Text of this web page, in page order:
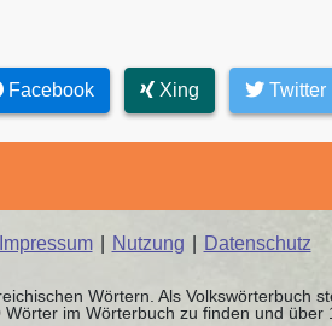
Facebook Xing Twitter
Impressum Nutzung Datenschutz
Wörtern. Als Volkswörterbuch
im Wörterbuch zu finden und über